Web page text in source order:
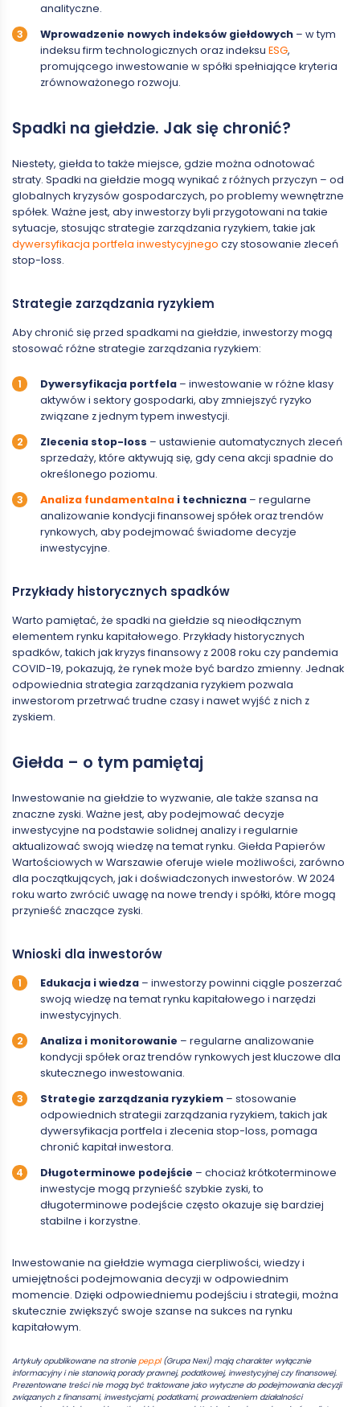
analityczne.
Wprowadzenie nowych indeksów giełdowych – w tym
indeksu firm technologicznych oraz indeksuESG,
promującego inwestowanie w spółki spełniające kryteria
zrównoważonego rozwoju.
Spadki na giełdzie. Jak się chronić?
Niestety, giełda to także miejsce, gdzie można odnotować
straty. Spadki na giełdzie mogą wynikać z różnych przyczyn – od
globalnych kryzysów gospodarczych, po problemy wewnętrzne
spółek. Ważne jest, aby inwestorzy byli przygotowani na takie
sytuacje, stosując strategie zarządzania ryzykiem, takie jak
dywersyfikacja portfela inwestycyjnego czy stosowanie zleceń
stop-loss.
Strategie zarządzania ryzykiem
Aby chronić się przed spadkami na giełdzie, inwestorzy mogą
stosować różne strategie zarządzania ryzykiem:
Dywersyfikacja portfela – inwestowanie w różne klasy
aktywów i sektory gospodarki, aby zmniejszyć ryzyko
związane z jednym typem inwestycji.
Zlecenia stop-loss – ustawienie automatycznych zleceń
sprzedaży, które aktywują się, gdy cena akcji spadnie do
określonego poziomu.
Analiza fundamentalna i techniczna – regularne
analizowanie kondycji finansowej spółek oraz trendów
rynkowych, aby podejmować świadome decyzje
inwestycyjne.
Przykłady historycznych spadków
Warto pamiętać, że spadki na giełdzie są nieodłącznym
elementem rynku kapitałowego. Przykłady historycznych
spadków, takich jak kryzys finansowy z 2008 roku czy pandemia
COVID-19, pokazują, że rynek może być bardzo zmienny. Jednak
odpowiednia strategia zarządzania ryzykiem pozwala
inwestorom przetrwać trudne czasy i nawet wyjść z nich z
zyskiem.
Giełda – o tym pamiętaj
Inwestowanie na giełdzie to wyzwanie, ale także szansa na
znaczne zyski. Ważne jest, aby podejmować decyzje
inwestycyjne na podstawie solidnej analizy i regularnie
aktualizować swoją wiedzę na temat rynku. Giełda Papierów
Wartościowych w Warszawie oferuje wiele możliwości, zarówno
dla początkujących, jak i doświadczonych inwestorów. W 2024
roku warto zwrócić uwagę na nowe trendy i spółki, które mogą
przynieść znaczące zyski.
Wnioski dla inwestorów
Edukacja i wiedza – inwestorzy powinni ciągle poszerzać
swoją wiedzę na temat rynku kapitałowego i narzędzi
inwestycyjnych.
Analiza i monitorowanie – regularne analizowanie
kondycji spółek oraz trendów rynkowych jest kluczowe dla
skutecznego inwestowania.
Strategie zarządzania ryzykiem – stosowanie
odpowiednich strategii zarządzania ryzykiem, takich jak
dywersyfikacja portfela i zlecenia stop-loss, pomaga
chronić kapitał inwestora.
Długoterminowe podejście – chociaż krótkoterminowe
inwestycje mogą przynieść szybkie zyski, to
długoterminowe podejście często okazuje się bardziej
stabilne i korzystne.
Inwestowanie na giełdzie wymaga cierpliwości, wiedzy i
umiejętności podejmowania decyzji w odpowiednim
momencie. Dzięki odpowiedniemu podejściu i strategii, można
skutecznie zwiększyć swoje szanse na sukces na rynku
kapitałowym.
Artykuły opublikowane na stroniepep.pl(Grupa Nexi) mają charakter wyłącznie
informacyjny i nie stanowią porady prawnej, podatkowej, inwestycyjnej czy finansowej.
Prezentowane treści nie mogą być traktowane jako wytyczne do podejmowania decyzji
związanych z finansami, inwestycjami, podatkami, prowadzeniem działalności